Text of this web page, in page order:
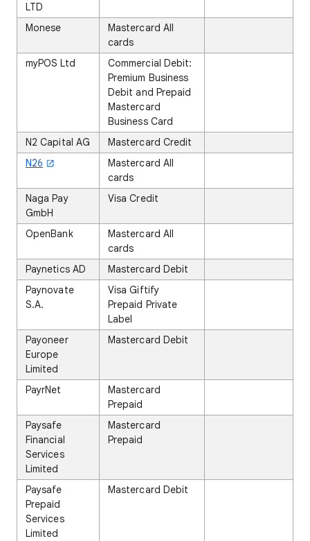
LTD
Monese
Mastercard All
cards
myPOS Ltd
Commercial Debit:
Premium Business
Debit and Prepaid
Mastercard
Business Card
N2 Capital AG
Mastercard Credit
N26
Mastercard All
cards
Naga Pay
GmbH
Visa Credit
OpenBank
Mastercard All
cards
Paynetics AD
Mastercard Debit
Paynovate
S.A.
Visa Giftify
Prepaid Private
Label
Payoneer
Europe
Limited
Mastercard Debit
PayrNet
Mastercard
Prepaid
Paysafe
Financial
Services
Limited
Mastercard
Prepaid
Paysafe
Prepaid
Services
Limited
Mastercard Debit